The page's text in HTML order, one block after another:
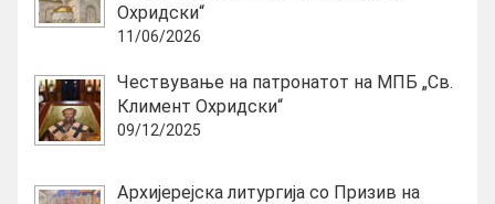
Охридски“
11/06/2026
Чествување на патронатот на МПБ „Св.
Климент Охридски“
09/12/2025
Архијерејска литургија со Призив на